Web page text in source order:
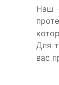
Наш
Для
вас